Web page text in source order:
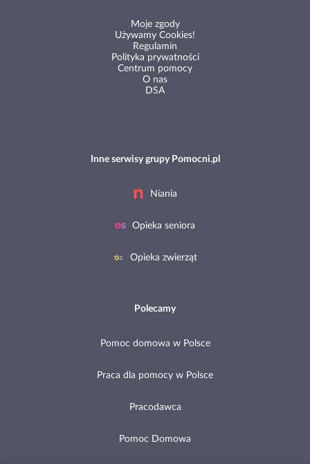
Moje zgody
Używamy Cookies!
Regulamin
Polityka prywatności
Centrum pomocy
O nas
DSA
Inne serwisy grupy Pomocni.pl
Niania
Opieka seniora
Opieka zwierząt
Polecamy
Pomoc domowa w Polsce
Praca dla pomocy w Polsce
Pracodawca
Pomoc Domowa